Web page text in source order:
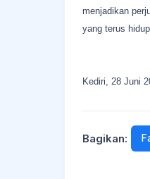
menjadikan
yang terus
Kediri, 28 Juni
Bagikan: